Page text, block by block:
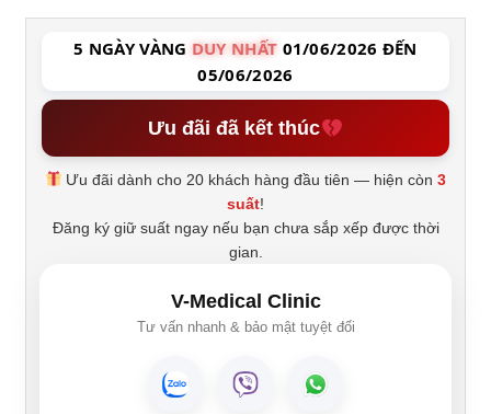
5 NGÀY VÀNG DUY NHẤT 01/06/2026 ĐẾN
05/06/2026
Ưu đãi đã kết thúc
Ưu đãi dành cho 20 khách hàng đầu tiên — hiện còn3
suất!
Đăng ký giữ suất ngay nếu bạn chưa sắp xếp được thời
gian.
V-Medical Clinic
Tư vấn nhanh & bảo mật tuyệt đối